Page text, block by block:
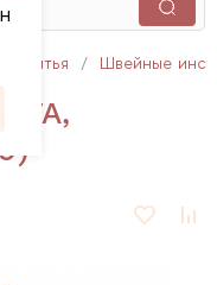
шитья Швейные